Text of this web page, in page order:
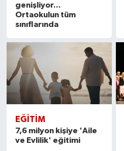
genişliyor...
Ortaokulun tüm
sınıflarında
EĞITIM
7,6 milyon kişiye 'Aile
ve Evlilik' eğitimi